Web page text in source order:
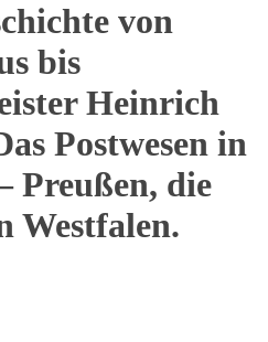
von
bis
Heinrich
Postwesen in
Preußen, die
Westfalen.